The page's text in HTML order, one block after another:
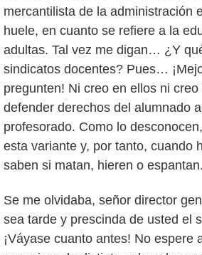
mercantilista de la administración
huele, en cuanto se refiere a la
adultas. Tal vez me digan… ¿Y
sindicatos docentes? Pues…
pregunten! Ni creo en ellos ni
defender derechos del alumnado
profesorado. Como lo
esta variante y, por tanto, cuando
saben si matan, hieren o
Se me olvidaba, señor director
sea tarde y prescinda de usted el
¡Váyase cuanto antes! No espere